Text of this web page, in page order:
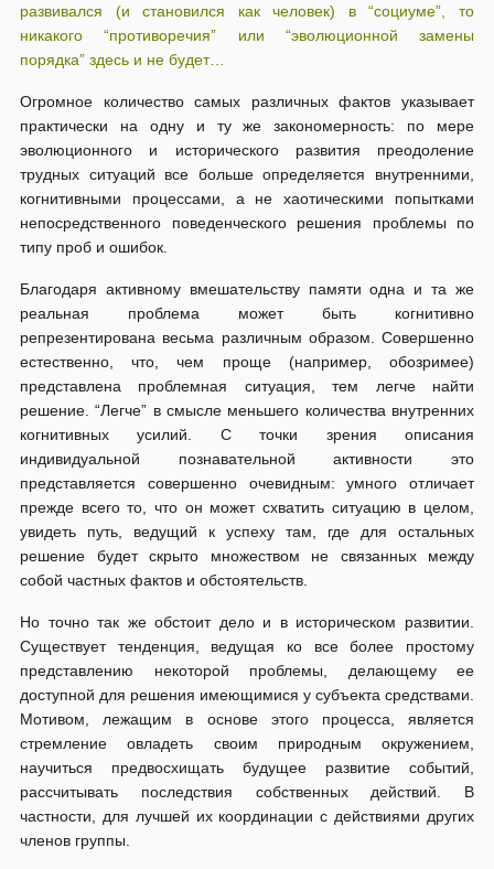
развивался (и становился как человек) в “социуме”, то
никакого “противоречия” или “эволюционной замены
порядка” здесь и не будет…
Огромное количество самых различных фактов указывает
практически на одну и ту же закономерность: по мере
эволюционного и исторического развития преодоление
трудных ситуаций все больше определяется внутренними,
когнитивными процессами, а не хаотическими попытками
непосредственного поведенческого решения проблемы по
типу проб и ошибок.
Благодаря активному вмешательству памяти одна и та же
реальная проблема может быть когнитивно
репрезентирована весьма различным образом. Совершенно
естественно, что, чем проще (например, обозримее)
представлена проблемная ситуация, тем легче найти
решение. “Легче” в смысле меньшего количества внутренних
когнитивных усилий. С точки зрения описания
индивидуальной познавательной активности это
представляется совершенно очевидным: умного отличает
прежде всего то, что он может схватить ситуацию в целом,
увидеть путь, ведущий к успеху там, где для остальных
решение будет скрыто множеством не связанных между
собой частных фактов и обстоятельств.
Но точно так же обстоит дело и в историческом развитии.
Существует тенденция, ведущая ко все более простому
представлению некоторой проблемы, делающему ее
доступной для решения имеющимися у субъекта средствами.
Мотивом, лежащим в основе этого процесса, является
стремление овладеть своим природным окружением,
научиться предвосхищать будущее развитие событий,
рассчитывать последствия собственных действий. В
частности, для лучшей их координации с действиями других
членов группы.